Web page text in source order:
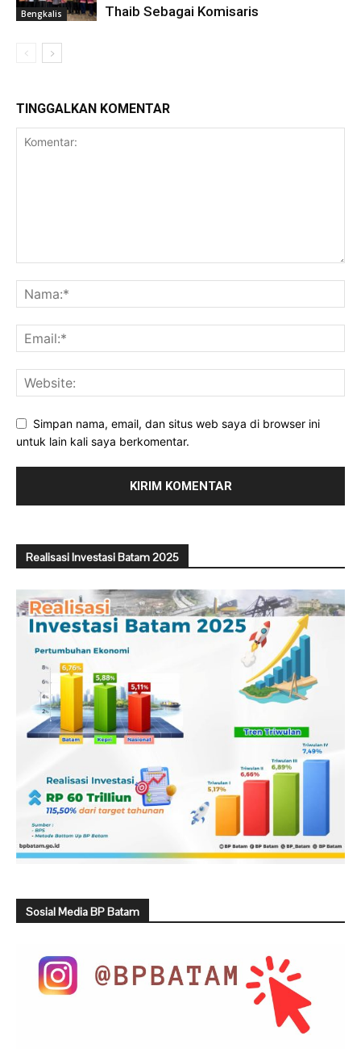
Bengkalis
Thaib Sebagai Komisaris
TINGGALKAN KOMENTAR
Simpan nama, email, dan situs web saya di browser ini
untuk lain kali saya berkomentar.
Realisasi Investasi Batam 2025
Sosial Media BP Batam